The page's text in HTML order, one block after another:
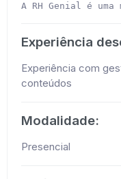
A RH Genial é
Experiência
Experiência com
conteúdos
Modalidade:
Presencial